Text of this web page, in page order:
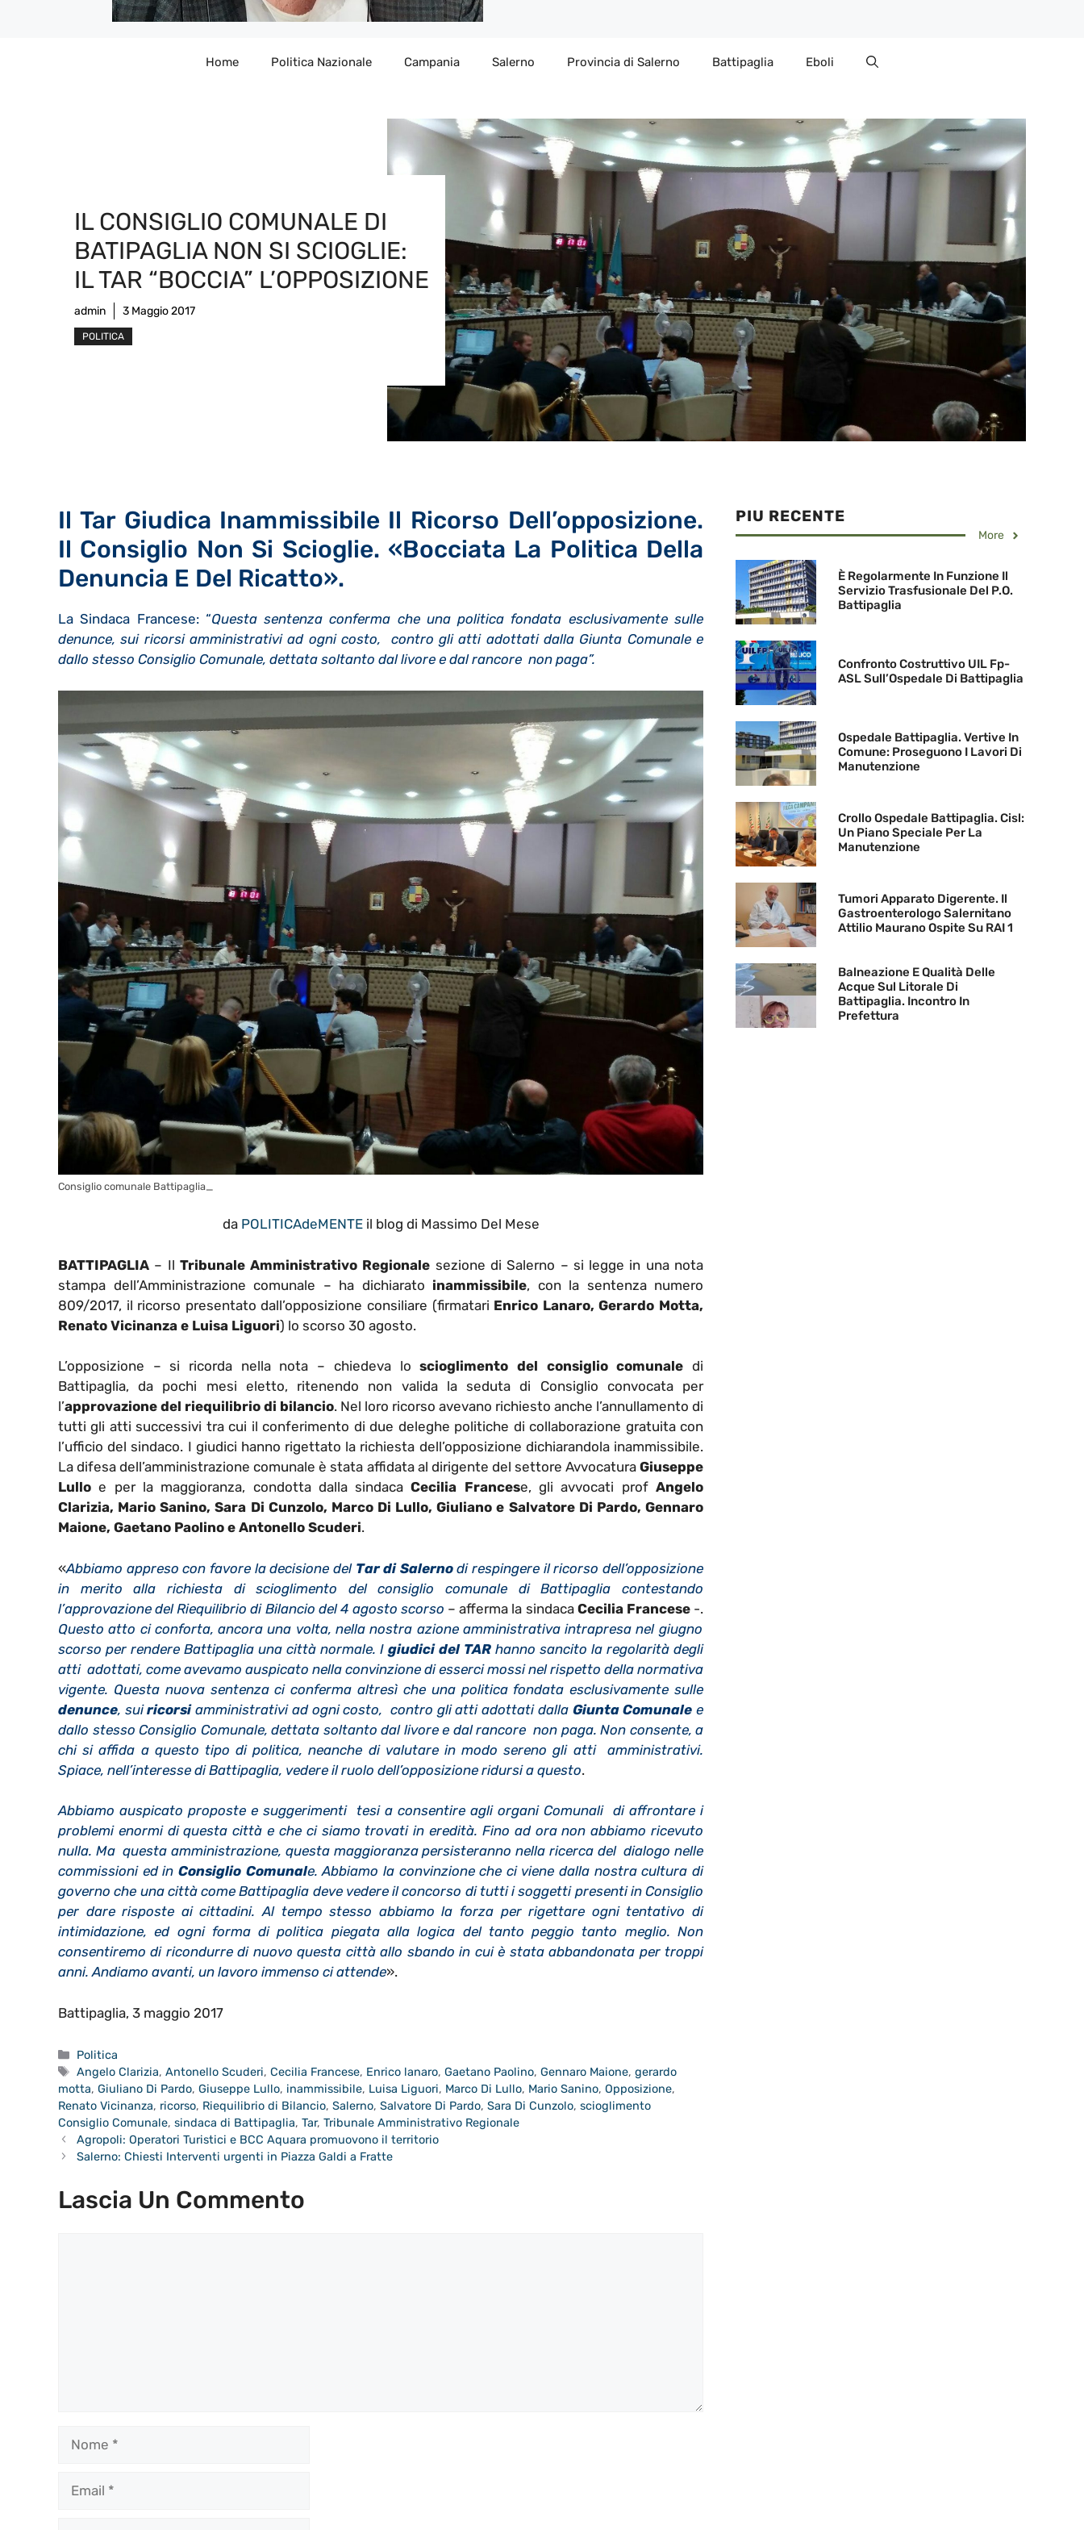
Home Politica Nazionale Campania Salerno Provincia di Salerno Battipaglia Eboli
IL CONSIGLIO COMUNALE DI
BATIPAGLIA NON SI SCIOGLIE:
IL TAR “BOCCIA” L’OPPOSIZIONE
admin 3 Maggio 2017
POLITICA
Il Tar Giudica Inammissibile Il Ricorso Dell’opposizione.
Il Consiglio Non Si Scioglie. «Bocciata La Politica Della
Denuncia E Del Ricatto».
La Sindaca Francese: “Questa sentenza conferma che una politica fondata esclusivamente sulle
denunce, sui ricorsi amministrativi ad ogni costo, contro gli atti adottati dalla Giunta Comunale e
dallo stesso Consiglio Comunale, dettata soltanto dal livore e dal rancore non paga”.
Consiglio comunale Battipaglia_
da POLITICAdeMENTE il blog di Massimo Del Mese
BATTIPAGLIA – Il Tribunale Amministrativo Regionale sezione di Salerno – si legge in una nota
stampa dell’Amministrazione comunale – ha dichiarato inammissibile, con la sentenza numero
809/2017, il ricorso presentato dall’opposizione consiliare (firmatari Enrico Lanaro, Gerardo Motta,
Renato Vicinanza e Luisa Liguori) lo scorso 30 agosto.
L’opposizione – si ricorda nella nota – chiedeva loscioglimento del consiglio comunale di
Battipaglia, da pochi mesi eletto, ritenendo non valida la seduta di Consiglio convocata per
l’approvazione del riequilibrio di bilancio. Nel loro ricorso avevano richiesto anche l’annullamento di
tutti gli atti successivi tra cui il conferimento di due deleghe politiche di collaborazione gratuita con
l’ufficio del sindaco. I giudici hanno rigettato la richiesta dell’opposizione dichiarandola inammissibile.
La difesa dell’amministrazione comunale è stata affidata al dirigente del settore Avvocatura Giuseppe
Lullo e per la maggioranza, condotta dalla sindacaCecilia Francese, gli avvocati profAngelo
Clarizia, Mario Sanino, Sara Di Cunzolo, Marco Di Lullo, Giuliano e Salvatore Di Pardo, Gennaro
Maione, Gaetano Paolino e Antonello Scuderi.
«Abbiamo appreso con favore la decisione del Tar di Salernodi respingere il ricorso dell’opposizione
in merito alla richiesta di scioglimento del consiglio comunale di Battipaglia contestando
l’approvazione del Riequilibrio di Bilancio del 4 agosto scorso – afferma la sindaca Cecilia Francese-.
Questo atto ci conforta, ancora una volta, nella nostra azione amministrativa intrapresa nel giugno
scorso per rendere Battipaglia una città normale. I giudici del TAR hanno sancito la regolarità degli
atti adottati, come avevamo auspicato nella convinzione di esserci mossi nel rispetto della normativa
vigente. Questa nuova sentenza ci conferma altresì che una politica fondata esclusivamente sulle
denunce, suiricorsiamministrativi ad ogni costo, contro gli atti adottati dalla Giunta Comunale e
dallo stesso Consiglio Comunale, dettata soltanto dal livore e dal rancore non paga. Non consente, a
chi si affida a questo tipo di politica, neanche di valutare in modo sereno gli atti amministrativi.
Spiace, nell’interesse di Battipaglia, vedere il ruolo dell’opposizione ridursi a questo.
Abbiamo auspicato proposte e suggerimenti tesi a consentire agli organi Comunali di affrontare i
problemi enormi di questa città e che ci siamo trovati in eredità. Fino ad ora non abbiamo ricevuto
nulla. Ma questa amministrazione, questa maggioranza persisteranno nella ricerca del dialogo nelle
commissioni ed in Consiglio Comunale. Abbiamo la convinzione che ci viene dalla nostra cultura di
governo che una città come Battipaglia deve vedere il concorso di tutti i soggetti presenti in Consiglio
per dare risposte ai cittadini. Al tempo stesso abbiamo la forza per rigettare ogni tentativo di
intimidazione, ed ogni forma di politica piegata alla logica del tanto peggio tanto meglio. Non
consentiremo di ricondurre di nuovo questa città allo sbando in cui è stata abbandonata per troppi
anni. Andiamo avanti, un lavoro immenso ci attende».
Battipaglia, 3 maggio 2017
Categorie
Politica
Tag
Angelo Clarizia,Antonello Scuderi,Cecilia Francese, Enrico lanaro,Gaetano Paolino,Gennaro Maione,gerardo
motta, Giuliano Di Pardo, Giuseppe Lullo, inammissibile, Luisa Liguori, Marco Di Lullo, Mario Sanino, Opposizione,
Renato Vicinanza, ricorso, Riequilibrio di Bilancio, Salerno, Salvatore Di Pardo, Sara Di Cunzolo, scioglimento
Consiglio Comunale, sindaca di Battipaglia, Tar, Tribunale Amministrativo Regionale
Agropoli: Operatori Turistici e BCC Aquara promuovono il territorio
Salerno: Chiesti Interventi urgenti in Piazza Galdi a Fratte
Lascia Un Commento
PIU RECENTE
More
È Regolarmente In Funzione Il
Servizio Trasfusionale Del P.O.
Battipaglia
Confronto Costruttivo UIL Fp-
ASL Sull’Ospedale Di Battipaglia
Ospedale Battipaglia. Vertive In
Comune: Proseguono I Lavori Di
Manutenzione
Crollo Ospedale Battipaglia. Cisl:
Un Piano Speciale Per La
Manutenzione
Tumori Apparato Digerente. Il
Gastroenterologo Salernitano
Attilio Maurano Ospite Su RAI 1
Balneazione E Qualità Delle
Acque Sul Litorale Di
Battipaglia. Incontro In
Prefettura